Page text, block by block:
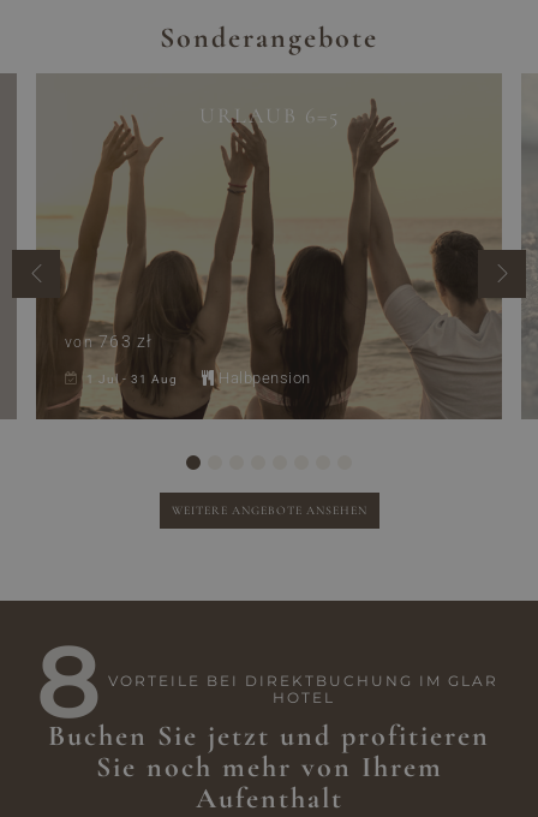
Sonderangebote
URLAUB 6=5
von 763 zł
1 Jul - 31 Aug Halbpension
WEITERE ANGEBOTE ANSEHEN
Buchen Sie jetzt und profitieren
Sie noch mehr von Ihrem
Aufenthalt
8 VORTEILE BEI DIREKTBUCHUNG IM GLAR
HOTEL